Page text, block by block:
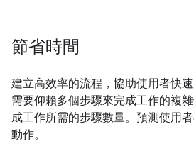
節省時間
建立高效率的流程，協助使用者快
需要仰賴多個步驟來完成工作的複
成工作所需的步驟數量。預測使用
動作。